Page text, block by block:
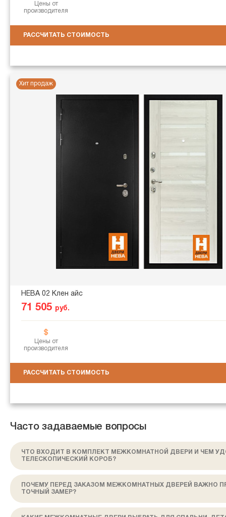
Цены от
производителя
РАССЧИТАТЬ СТОИМОСТЬ
Хит продаж
НЕВА 02 Клен айс
71 505 руб.
Цены от
производителя
РАССЧИТАТЬ СТОИМОСТЬ
Часто задаваемые вопросы
ЧТО ВХОДИТ В КОМПЛЕКТ МЕЖКОМНАТНОЙ ДВЕРИ И ЧЕМ
ТЕЛЕСКОПИЧЕСКИЙ КОРОБ?
ПОЧЕМУ ПЕРЕД ЗАКАЗОМ МЕЖКОМНАТНЫХ ДВЕРЕЙ ВАЖНО
ТОЧНЫЙ ЗАМЕР?